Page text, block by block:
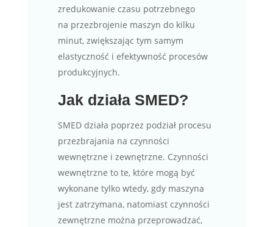
zredukowanie czasu potrzebnego
na przezbrojenie maszyn do kilku
minut, zwiększając tym samym
elastyczność i efektywność procesów
produkcyjnych.
Jak działa SMED?
SMED działa poprzez podział procesu
przezbrajania na czynności
wewnętrzne i zewnętrzne. Czynności
wewnętrzne to te, które mogą być
wykonane tylko wtedy, gdy maszyna
jest zatrzymana, natomiast czynności
zewnętrzne można przeprowadzać,